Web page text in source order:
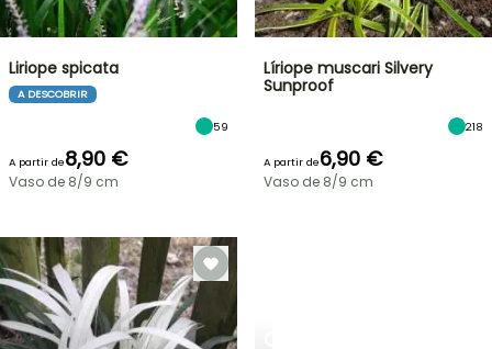
Liriope spicata
A DESCOBRIR
59
A partir de8,90 €
Vaso de 8/9 cm
Líriope muscari Silvery
Sunproof
218
A partir de6,90 €
Vaso de 8/9 cm